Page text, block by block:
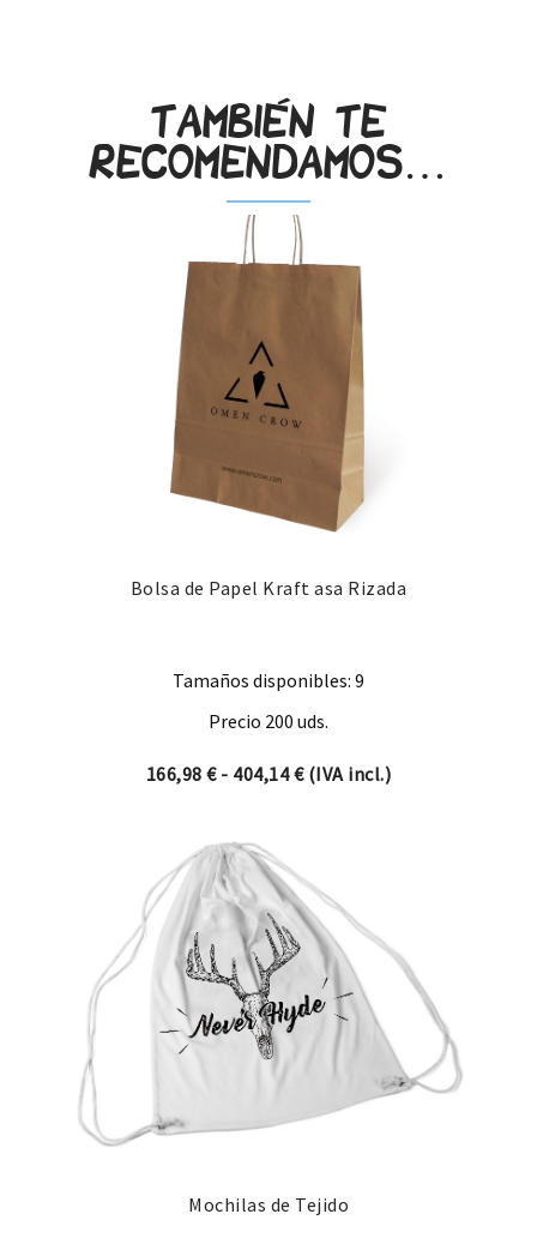
También te
recomendamos…
Bolsa de Papel Kraft asa Rizada
Tamaños disponibles: 9
Precio 200 uds.
166,98€ - 404,14€Rango de precios: desde
(IVA incl.)
Mochilas de Tejido